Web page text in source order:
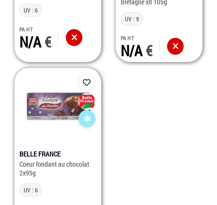
UV : 6
PA HT
N/A
UV : 9
PA HT
N/A
BELLE FRANCE
Coeur fondant au chocolat
2x95g
UV : 6